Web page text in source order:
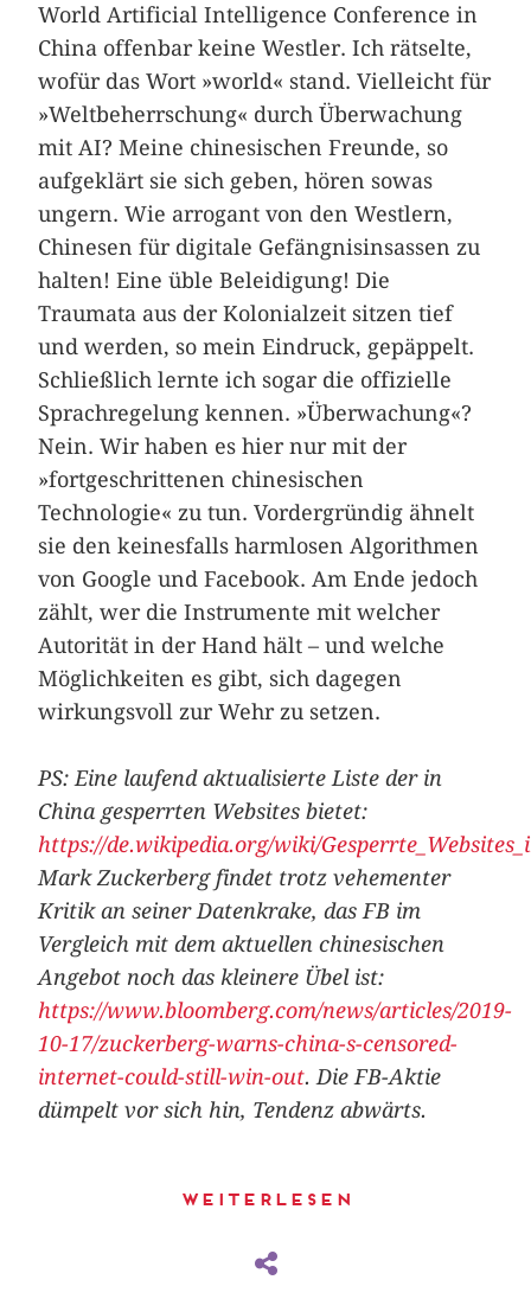
World Artificial Intelligence Conference in
China offenbar keine Westler. Ich rätselte,
wofür das Wort »world« stand. Vielleicht für
»Weltbeherrschung« durch Überwachung
mit AI? Meine chinesischen Freunde, so
aufgeklärt sie sich geben, hören sowas
ungern. Wie arrogant von den Westlern,
Chinesen für digitale Gefängnisinsassen zu
halten! Eine üble Beleidigung! Die
Traumata aus der Kolonialzeit sitzen tief
und werden, so mein Eindruck, gepäppelt.
Schließlich lernte ich sogar die offizielle
Sprachregelung kennen. »Überwachung«?
Nein. Wir haben es hier nur mit der
»fortgeschrittenen chinesischen
Technologie« zu tun. Vordergründig ähnelt
sie den keinesfalls harmlosen Algorithmen
von Google und Facebook. Am Ende jedoch
zählt, wer die Instrumente mit welcher
Autorität in der Hand hält – und welche
Möglichkeiten es gibt, sich dagegen
wirkungsvoll zur Wehr zu setzen.
PS: Eine laufend aktualisierte Liste der in
China gesperrten Websites bietet:
https://de.wikipedia.org/wiki/
Mark Zuckerberg findet trotz vehementer
Kritik an seiner Datenkrake, das FB im
Vergleich mit dem aktuellen chinesischen
Angebot noch das kleinere Übel ist:
https://www.bloomberg.com/news/articles/2019-
10-17/zuckerberg-warns-china-s-censored-
internet-could-still-win-out. Die FB-Aktie
dümpelt vor sich hin, Tendenz abwärts.
Weiterlesen